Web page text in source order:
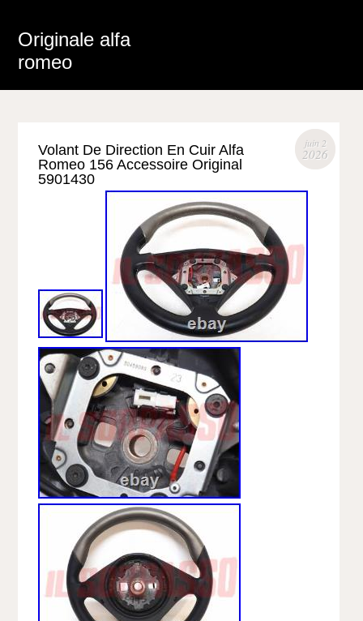
Originale alfa
romeo
juin 2
2026
Volant De Direction En Cuir Alfa
Romeo 156 Accessoire Original
5901430